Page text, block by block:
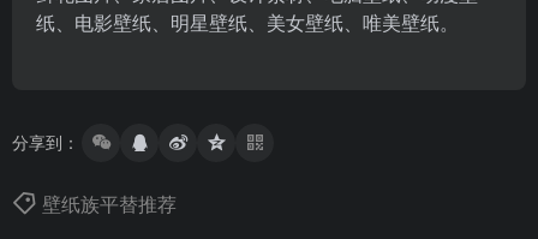
纸、电影壁纸、明星壁纸、美女壁纸、唯美壁纸。
分享到：
壁纸族平替推荐